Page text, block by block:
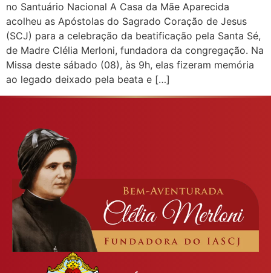
no Santuário Nacional A Casa da Mãe Aparecida
acolheu as Apóstolas do Sagrado Coração de Jesus
(SCJ) para a celebração da beatificação pela Santa Sé,
de Madre Clélia Merloni, fundadora da congregação. Na
Missa deste sábado (08), às 9h, elas fizeram memória
ao legado deixado pela beata e […]